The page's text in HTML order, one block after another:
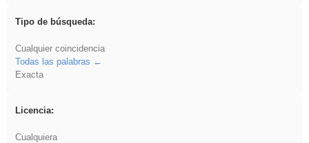
Tipo de búsqueda:
Cualquier coincidencia
Todas las palabras
Exacta
Licencia:
Cualquiera